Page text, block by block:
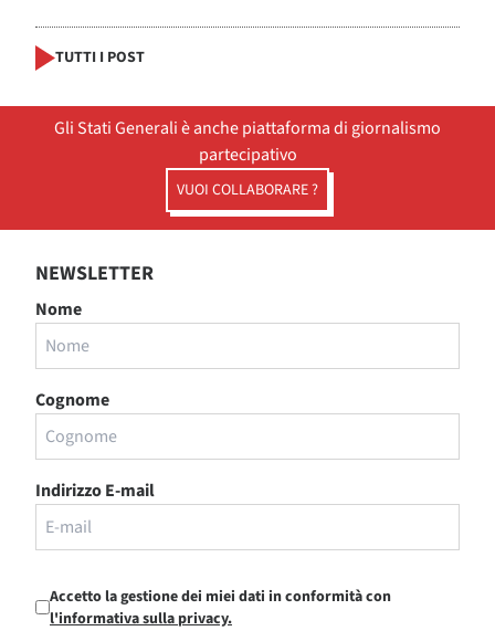
TUTTI I POST
Gli Stati Generali è anche piattaforma di giornalismo
partecipativo
VUOI COLLABORARE ?
NEWSLETTER
Nome
Cognome
Indirizzo E-mail
Accetto la gestione dei miei dati in conformità con
l'informativa sulla privacy.